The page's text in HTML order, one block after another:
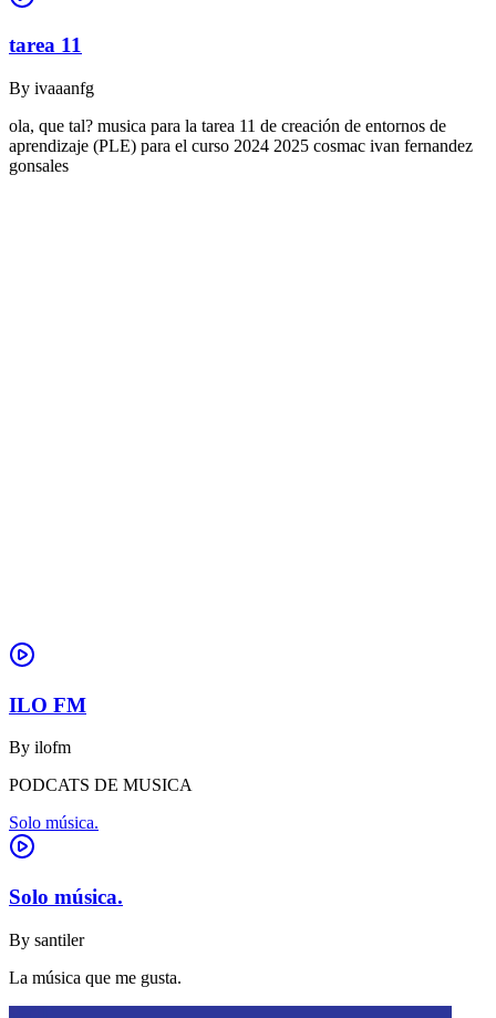
tarea 11
By ivaaanfg
ola, que tal? musica para la tarea 11 de creación de entornos de
aprendizaje (PLE) para el curso 2024 2025 cosmac ivan fernandez
gonsales
ILO FM
By ilofm
PODCATS DE MUSICA
Solo música.
Solo música.
By santiler
La música que me gusta.